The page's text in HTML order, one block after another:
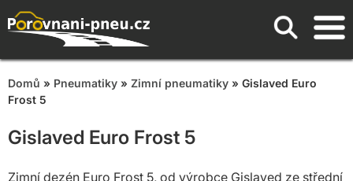
Domů » Pneumatiky » Zimní pneumatiky » Gislaved Euro
Frost 5
Gislaved Euro Frost 5
Zimní dezén Euro Frost 5, od výrobce Gislaved ze střední